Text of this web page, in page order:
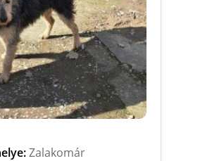
Zalakomár